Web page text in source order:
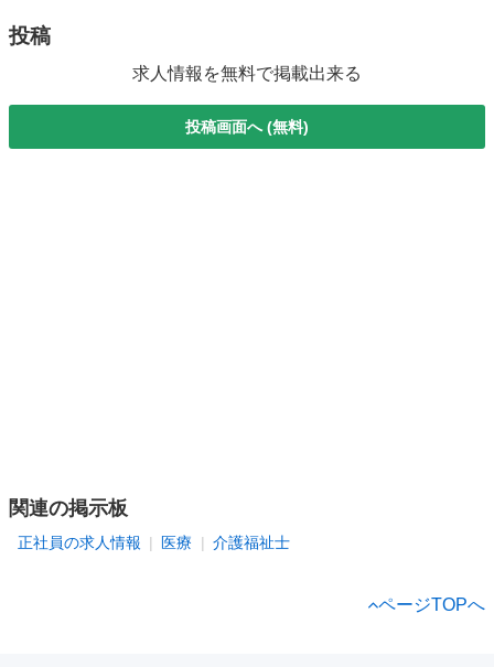
投稿
求人情報を無料で掲載出来る
投稿画面へ (無料)
関連の掲示板
正社員の求人情報 医療 介護福祉士
ページTOPへ